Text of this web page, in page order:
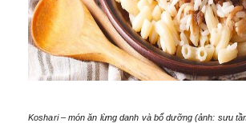
Koshari – món ăn lừng danh và bổ dưỡng (ảnh: sưu